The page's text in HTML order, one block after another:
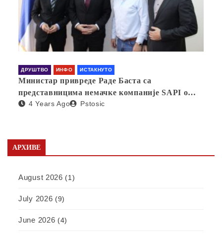
ДРУШТВО ИНФО ИСТАКНУТО
Министар привреде Раде Баста са
представницима немачке компаније SAPI о
отварању фабрике у Србији
4 Years Ago Pstosic
АРХИВЕ
August 2026 (1)
July 2026 (9)
June 2026 (4)